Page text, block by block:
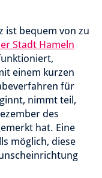
ist bequem von zu
Stadt Hameln
einem kurzen
für
nimmt teil,
des
hat. Eine
möglich, diese